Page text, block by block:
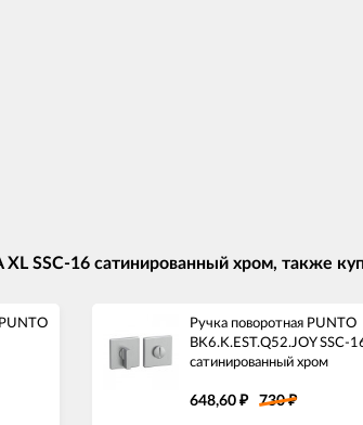
SSC-16 сатинированный хром, также
Ручка поворотная PUNTO
BK6.K.EST.Q52.JOY SSC-
сатинированный хром
648,60 ₽ 730₽